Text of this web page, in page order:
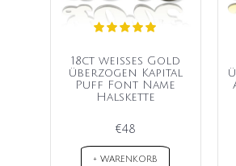
18ct weißes Gold
überzogen Kapital
Puff Font Name
Halskette
€48
+ WARENKORB